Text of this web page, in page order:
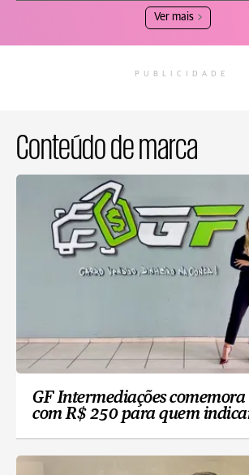
Ver mais
PUBLICIDADE
Conteúdo de marca
GF Intermediações comemora
com R$ 250 para quem